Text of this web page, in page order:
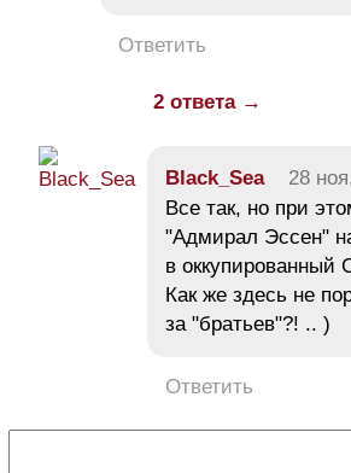
Ответить
2 ответа →
Black_Sea 28
Все так, но при
"Адмирал Эссен"
в оккупированный
Как же здесь не
за "братьев"?! .. )
Ответить